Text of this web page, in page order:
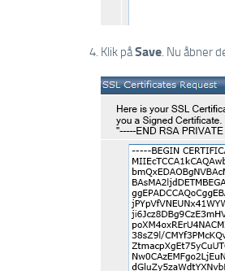
Klik påSave . Nu åbner